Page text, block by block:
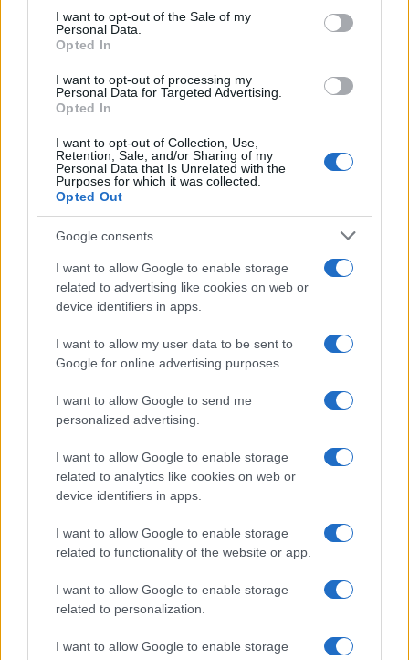
consent section.
I want to opt-out of the Sale of my
Personal Data.
Opted In
I want to opt-out of processing my
Personal Data for Targeted Advertising.
Opted In
I want to opt-out of Collection, Use,
Retention, Sale, and/or Sharing of my
Personal Data that Is Unrelated with the
Purposes for which it was collected.
Opted Out
Google consents
I want to allow Google to enable storage
related to advertising like cookies on web or
device identifiers in apps.
I want to allow my user data to be sent to
Google for online advertising purposes.
I want to allow Google to send me
personalized advertising.
I want to allow Google to enable storage
related to analytics like cookies on web or
device identifiers in apps.
I want to allow Google to enable storage
related to functionality of the website or app.
I want to allow Google to enable storage
related to personalization.
I want to allow Google to enable storage
Epoch Island
(EPOCH)
$0.032
Stride Staked Injective
(STINJ)
$16.46
JDB
(JDB)
$0.022
FibSwap DEX $0.0085
kpk ETH Prime
(BTC)
Ethereum
(ETH)
$1,914.42
kpk ETH Yield
(KPK ETH YIELD)
$2,031.88